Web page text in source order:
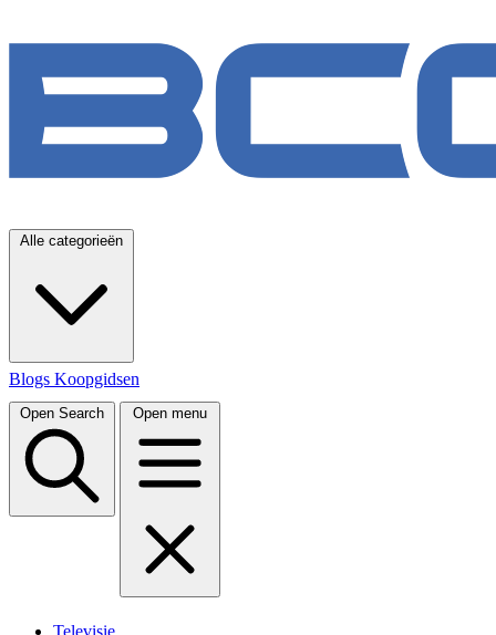
Alle categorieën
Blogs Koopgidsen
Open Search Open menu
Televisie